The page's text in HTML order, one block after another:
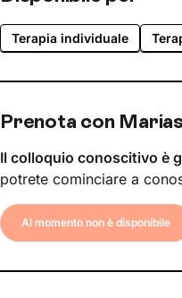
Terapia individuale
Prenota con
Il colloquio conoscitivo è
potrete cominciare a
Al momento non è disponibile